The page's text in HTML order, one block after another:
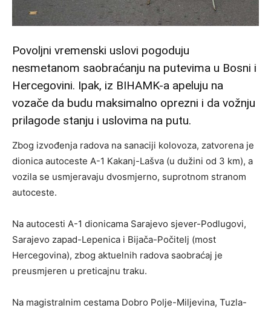
Povoljni vremenski uslovi pogoduju
nesmetanom saobraćanju na putevima u Bosni i
Hercegovini. Ipak, iz BIHAMK-a apeluju na
vozače da budu maksimalno oprezni i da vožnju
prilagode stanju i uslovima na putu.
Zbog izvođenja radova na sanaciji kolovoza, zatvorena je
dionica autoceste A-1 Kakanj-Lašva (u dužini od 3 km), a
vozila se usmjeravaju dvosmjerno, suprotnom stranom
autoceste.
Na autocesti A-1 dionicama Sarajevo sjever-Podlugovi,
Sarajevo zapad-Lepenica i Bijača-Počitelj (most
Hercegovina), zbog aktuelnih radova saobraćaj je
preusmjeren u preticajnu traku.
Na magistralnim cestama Dobro Polje-Miljevina, Tuzla-